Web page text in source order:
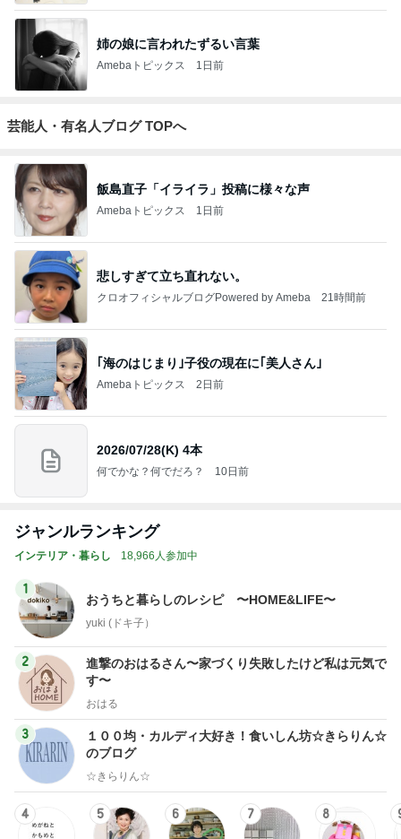
姉の娘に言われたずるい言葉
Amebaトピックス 1日前
芸能人・有名人ブログ TOPへ
飯島直子「イライラ」投稿に様々な声
Amebaトピックス 1日前
悲しすぎて立ち直れない。
クロオフィシャルブログPowered by Ameba 21時間前
｢海のはじまり｣子役の現在に｢美人さん｣
Amebaトピックス 2日前
2026/07/28(K) 4本
何でかな？何でだろ？ 10日前
ジャンルランキング
インテリア・暮らし 18,966人参加中
1
おうちと暮らしのレシピ 〜HOME&LIFE〜
yuki (ドキ子）
2
進撃のおはるさん〜家づくり失敗したけど私は元気で
す〜
おはる
3
１００均・カルディ大好き！食いしん坊☆きらりん☆
のブログ
☆きらりん☆
4 5 6 7 8